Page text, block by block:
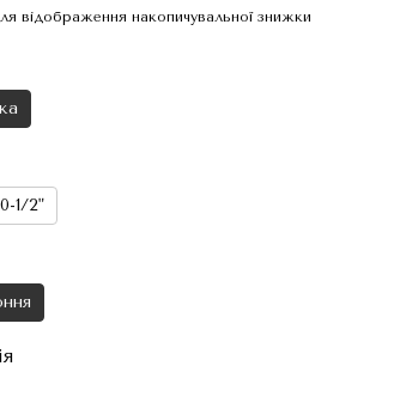
відображення накопичувальної знижки
1/2"